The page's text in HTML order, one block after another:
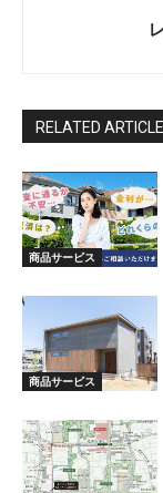
RELATED
商品サービス
商品サービス